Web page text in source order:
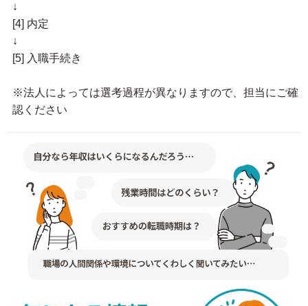
↓
[4] 内定
↓
[5] 入職手続き
※法人によっては選考過程が異なりますので、担当にご確
認ください